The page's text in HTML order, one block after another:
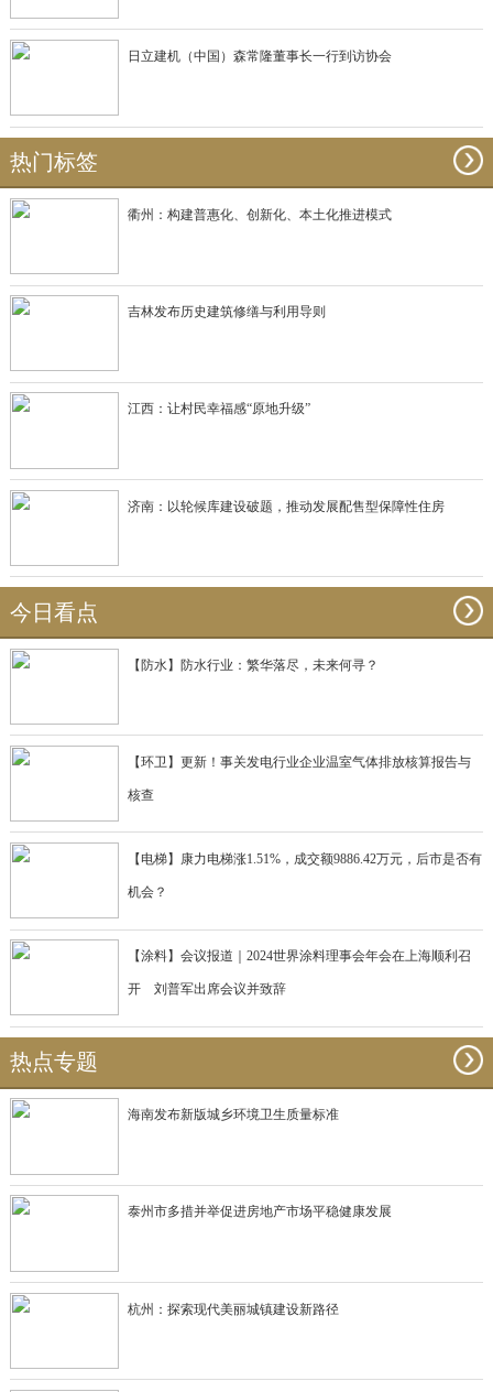
日立建机（中国）森常隆董事长一行到访协会
热门标签
衢州：构建普惠化、创新化、本土化推进模式
吉林发布历史建筑修缮与利用导则
江西：让村民幸福感“原地升级”
济南：以轮候库建设破题，推动发展配售型保障性住房
今日看点
【防水】防水行业：繁华落尽，未来何寻？
【环卫】更新！事关发电行业企业温室气体排放核算报告与
核查
【电梯】康力电梯涨1.51%，成交额9886.42万元，后市是否有
机会？
【涂料】会议报道｜2024世界涂料理事会年会在上海顺利召
开 刘普军出席会议并致辞
热点专题
海南发布新版城乡环境卫生质量标准
泰州市多措并举促进房地产市场平稳健康发展
杭州：探索现代美丽城镇建设新路径